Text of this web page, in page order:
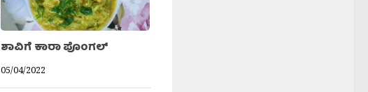
ಶಾವಿಗೆ ಕಾರಾ ಪೊಂಗಲ್
05/04/2022